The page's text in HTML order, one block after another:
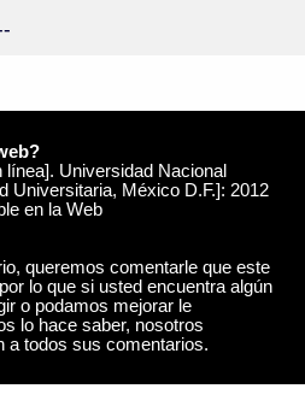
Universidad Nacional
Universitaria, México D.F.]: 2012
en la Web
queremos comentarle que este
lo que si usted encuentra algún
o podamos mejorar le
lo hace saber, nosotros
a todos sus comentarios.